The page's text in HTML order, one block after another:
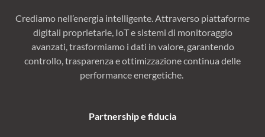
Crediamo nell’energia intelligente. Attraverso piattaforme
digitali proprietarie, IoT e sistemi di monitoraggio
avanzati, trasformiamo i dati in valore, garantendo
controllo, trasparenza e ottimizzazione continua delle
performance energetiche.
Partnership e fiducia